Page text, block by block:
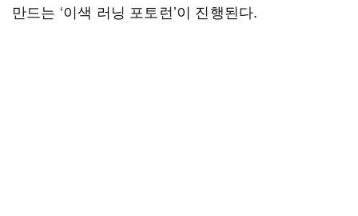
만드는 ‘이색 러닝 포토런’이 진행된다.